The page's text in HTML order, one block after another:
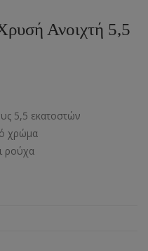
Ανοιχτή 5,5
5,5 εκατοστών
χρώμα
ρούχα